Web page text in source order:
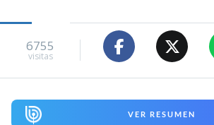
6755
visitas
VER RESUMEN